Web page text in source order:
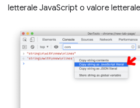
letterale JavaScript o valore